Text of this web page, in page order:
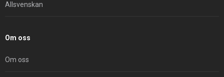
Allsvenskan
Om oss
Om oss